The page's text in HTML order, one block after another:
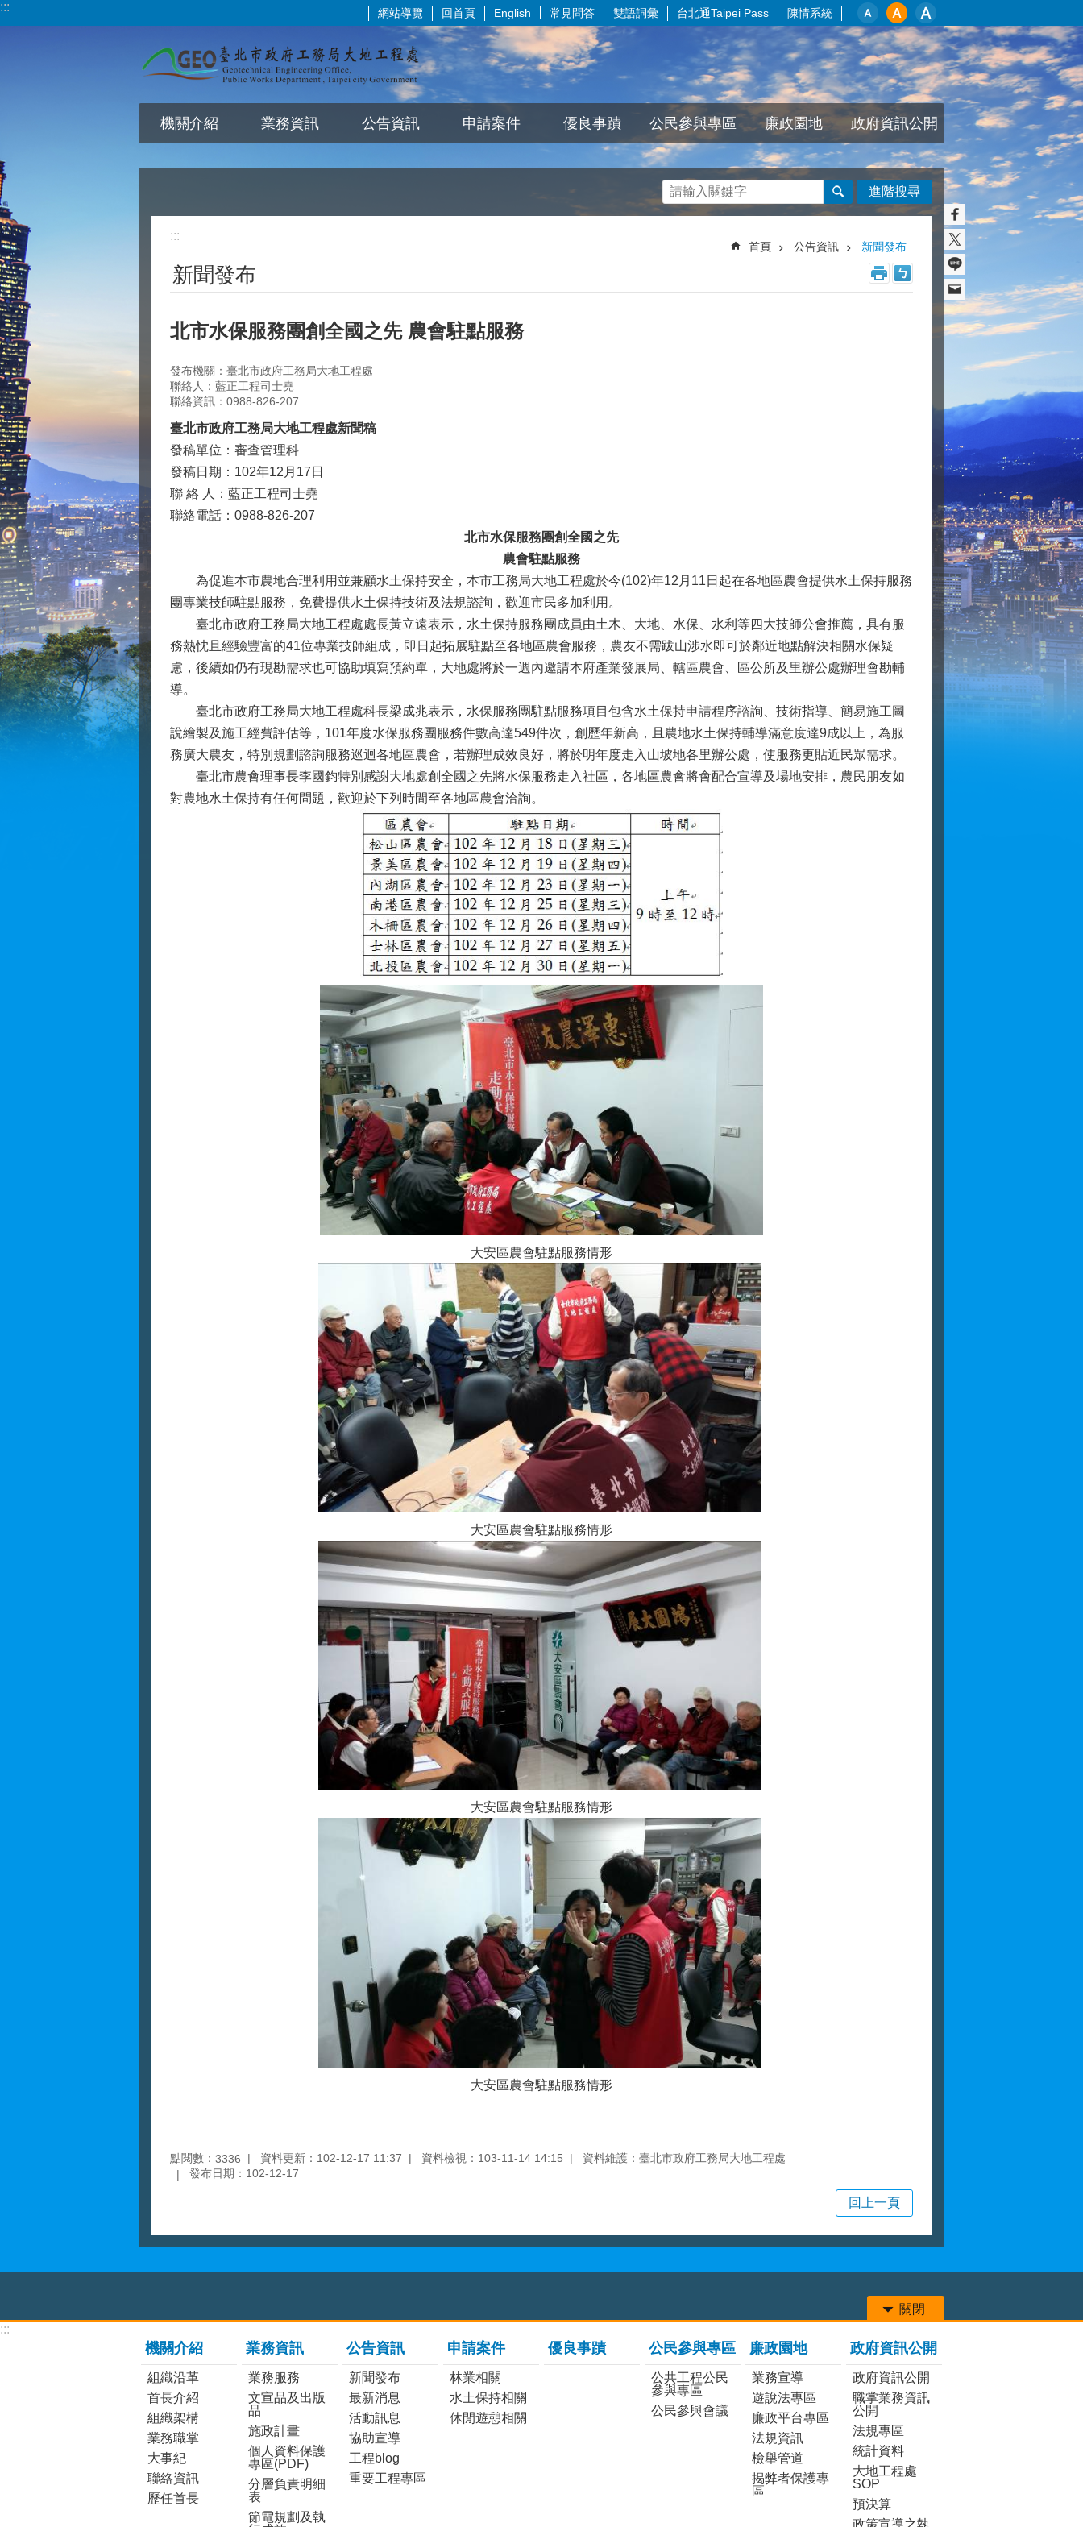
跳到主要內容區塊
::: 網站導覽 回首頁 English 常見問答 雙語詞彙 台北通Taipei Pass 陳情系統
機關介紹 業務資訊 公告資訊 申請案件 優良事蹟 公民參與專區 廉政園地 政府資訊公開
進階搜尋
:::
首頁 公告資訊 新聞發布
新聞發布
北市水保服務團創全國之先 農會駐點服務
發布機關：臺北市政府工務局大地工程處
聯絡人：藍正工程司士堯
聯絡資訊：0988-826-207
臺北市政府工務局大地工程處新聞稿
發稿單位：審查管理科
發稿日期：102年12月17日
聯 絡 人：藍正工程司士堯
聯絡電話：0988-826-207
北市水保服務團創全國之先
農會駐點服務
為促進本市農地合理利用並兼顧水土保持安全，本市工務局大地工程處於今(102)年12月11日起在各地區農會提供水土保持服務
團專業技師駐點服務，免費提供水土保持技術及法規諮詢，歡迎市民多加利用。
臺北市政府工務局大地工程處處長黃立遠表示，水土保持服務團成員由土木、大地、水保、水利等四大技師公會推薦，具有服
務熱忱且經驗豐富的41位專業技師組成，即日起拓展駐點至各地區農會服務，農友不需跋山涉水即可於鄰近地點解決相關水保疑
慮，後續如仍有現勘需求也可協助填寫預約單，大地處將於一週內邀請本府產業發展局、轄區農會、區公所及里辦公處辦理會勘輔
導。
臺北市政府工務局大地工程處科長梁成兆表示，水保服務團駐點服務項目包含水土保持申請程序諮詢、技術指導、簡易施工圖
說繪製及施工經費評估等，101年度水保服務團服務件數高達549件次，創歷年新高，且農地水土保持輔導滿意度達9成以上，為服
務廣大農友，特別規劃諮詢服務巡迴各地區農會，若辦理成效良好，將於明年度走入山坡地各里辦公處，使服務更貼近民眾需求。
臺北市農會理事長李國鈞特別感謝大地處創全國之先將水保服務走入社區，各地區農會將會配合宣導及場地安排，農民朋友如
對農地水土保持有任何問題，歡迎於下列時間至各地區農會洽詢。
大安區農會駐點服務情形
大安區農會駐點服務情形
大安區農會駐點服務情形
大安區農會駐點服務情形
點閱數： 3336 資料更新：102-12-17 11:37 資料檢視：103-11-14 14:15
資料維護：臺北市政府工務局大地工程處
發布日期：102-12-17
回上一頁
關閉
:::
機關介紹
組織沿革
首長介紹
組織架構
業務職掌
大事紀
聯絡資訊
歷任首長
業務資訊
業務服務
文宣品及出版
品
施政計畫
個人資料保護
專區(PDF)
分層負責明細
表
節電規劃及執
公告資訊
新聞發布
最新消息
活動訊息
協助宣導
工程blog
重要工程專區
申請案件
林業相關
水土保持相關
休閒遊憩相關
優良事蹟 公民參與專區
公共工程公民
參與專區
公民參與會議
廉政園地
業務宣導
遊說法專區
廉政平台專區
法規資訊
檢舉管道
揭弊者保護專
區
政府資訊公開
政府資訊公開
職掌業務資訊
公開
法規專區
統計資料
大地工程處
SOP
預決算